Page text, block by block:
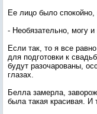
Ее лицо было
- Необязательно, могу
Если так, то я все
для подготовки к
будут разочарованы,
глазах.
Белла замерла,
была такая красивая. И